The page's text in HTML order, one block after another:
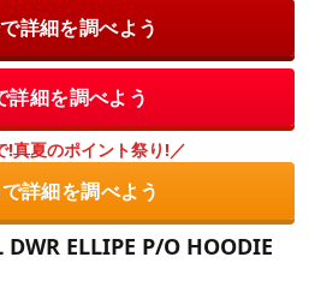
詳細を調べよう
詳細を調べよう
!真夏のポイント祭り!／
詳細を調べよう
ELLIPE P/O HOODIE